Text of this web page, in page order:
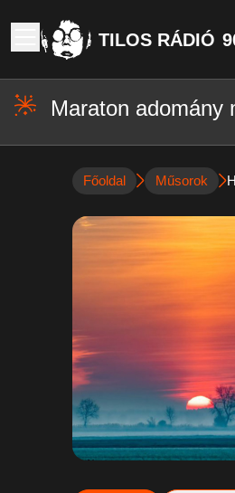
TILOS RÁDIÓ
Maraton adomány
Főoldal Műsorok